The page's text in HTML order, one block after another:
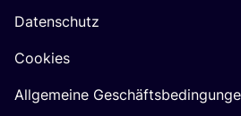
Datenschutz
Cookies
Allgemeine